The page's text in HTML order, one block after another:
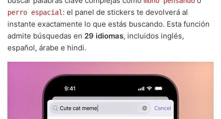
perro espacial : el panel de stickers te devolverá al
instante exactamente lo que estás buscando. Esta función
admite búsquedas en 29 idiomas, incluidos inglés,
español, árabe e hindi.